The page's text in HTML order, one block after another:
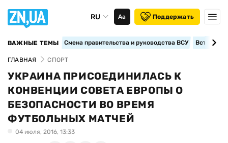
RU Аа Поддержать
ВАЖНЫЕ ТЕМЫ Смена правительства и руководства ВСУ
ГЛАВНАЯ СПОРТ
УКРАИНА ПРИСОЕДИНИЛАСЬ К
КОНВЕНЦИИ СОВЕТА ЕВРОПЫ О
БЕЗОПАСНОСТИ ВО ВРЕМЯ
ФУТБОЛЬНЫХ МАТЧЕЙ
04 июля, 2016, 13:33